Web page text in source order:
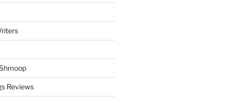
Reviews